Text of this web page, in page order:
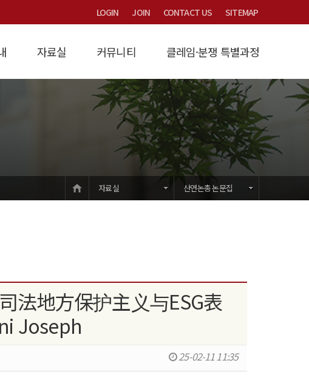
LOGIN JOIN CONTACT US SITEMAP
적 오시는 길
경영진단연구 타당성검토 원가계산 건설클레임 교육/훈련학술
가계산 계약금액조정 법원제3자감정 개발부담금 하수도세금감면
자료실
경제지표/제비율 산연논총 논문집 법률/시행령/시행규칙 유권해석
커뮤니티
Focus 묻고답하기 교육/세미나/용역문의 자유게시판
클레임·분쟁 특별과정
과정소개 입학안내 강의교재 공지사항
HOME 자료실 산연논총 논문집
法地方保护主义与ESG表
Joseph
25-02-11 11:35